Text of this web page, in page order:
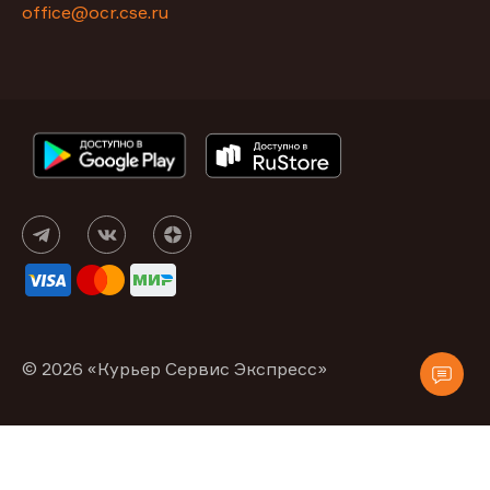
office@ocr.cse.ru
© 2026 «Курьер Сервис Экспресс»